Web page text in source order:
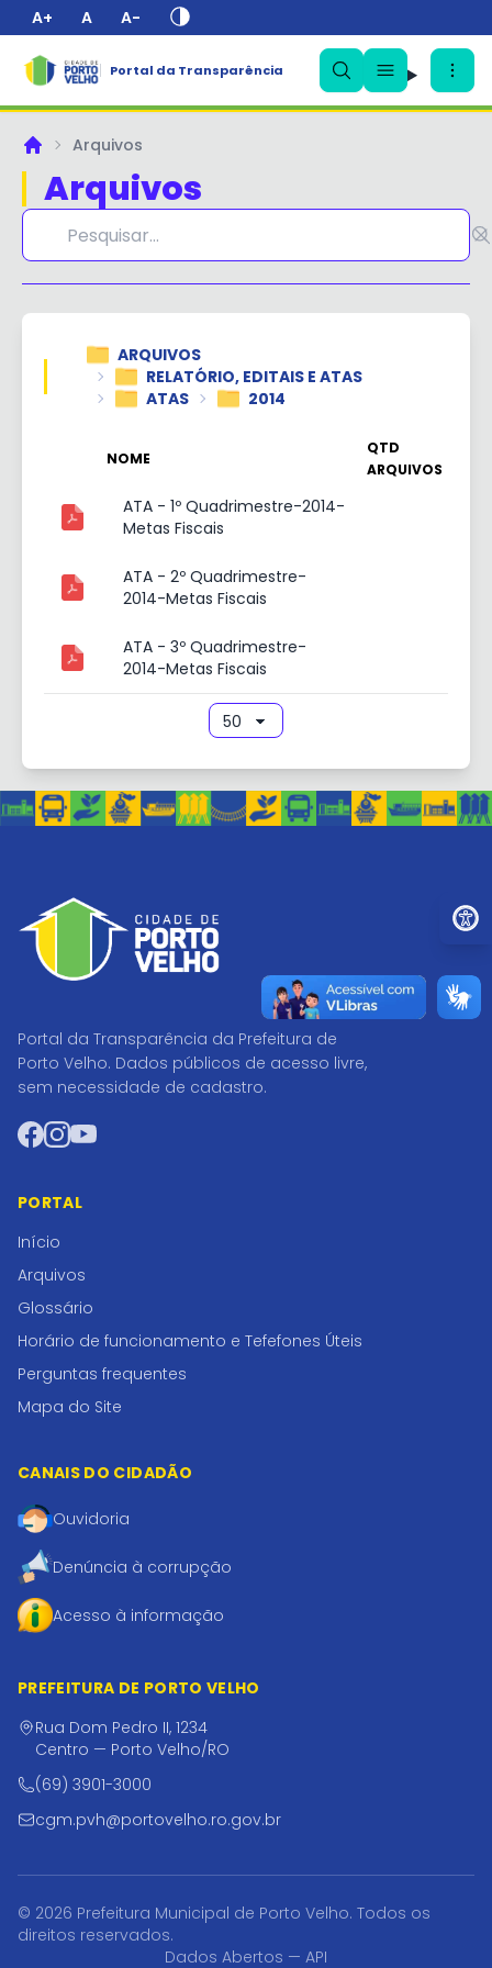
A+ A A-
Portal da Transparência
PrincipalArquivos
Arquivos
ARQUIVOS
RELATÓRIO, EDITAIS E ATAS
ATAS
2014
NOME
QTD
ARQUIVOS
ATA - 1º Quadrimestre-2014-
Metas Fiscais
ATA - 2º Quadrimestre-
2014-Metas Fiscais
ATA - 3º Quadrimestre-
2014-Metas Fiscais
Portal da Transparência da Prefeitura de
Porto Velho. Dados públicos de acesso livre,
sem necessidade de cadastro.
Facebook
Instagram
YouTube
PORTAL
Início
Arquivos
Glossário
Horário de funcionamento e Tefefones Úteis
Perguntas frequentes
Mapa do Site
CANAIS DO CIDADÃO
Ouvidoria
Denúncia à corrupção
Acesso à informação
PREFEITURA DE PORTO VELHO
Rua Dom Pedro II, 1234
Centro — Porto Velho/RO
(69) 3901-3000
cgm.pvh@portovelho.ro.gov.br
© 2026 Prefeitura Municipal de Porto Velho. Todos os
direitos reservados.
Dados Abertos — API
✕
Ir